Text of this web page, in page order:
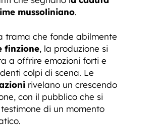
mussoliniano.
trama che fonde abilmente
finzione, la produzione si
a offrire emozioni forti e
colpi di scena. Le
rivelano un crescendo
con il pubblico che si
di un momento